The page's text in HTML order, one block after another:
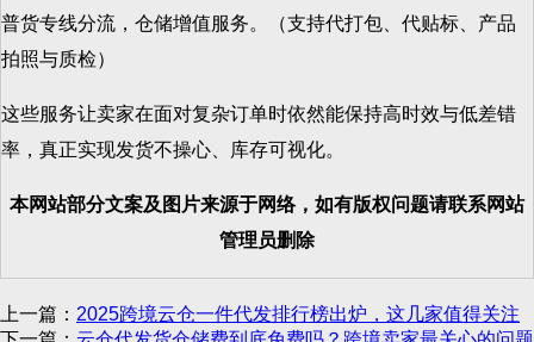
普货专线分流，仓储增值服务。（支持代打包、代贴标、产品
拍照与质检）
这些服务让卖家在面对复杂订单时依然能保持高时效与低差错
率，真正实现发货不操心、库存可视化。
本网站部分文案及图片来源于网络，如有版权问题请联系网站
管理员删除
上一篇： 2025跨境云仓一件代发排行榜出炉，这几家值得关注